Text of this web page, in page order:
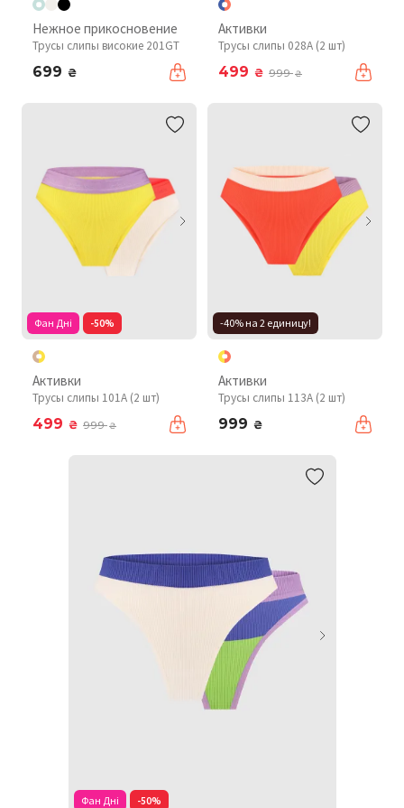
Нежное прикосновение
Трусы слипы високие 201GT
699 ₴
Активки
Трусы слипы 028A (2 шт)
499 ₴ 999₴
Фан Дні -50%
Активки
Трусы слипы 101A (2 шт)
499 ₴ 999₴
-40% на 2 единицу!
Активки
Трусы слипы 113A (2 шт)
999 ₴
Фан Дні -50%